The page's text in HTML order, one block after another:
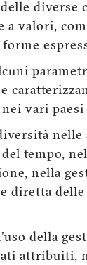
diverse
a valori,
vari paesi
tempo,
nella
diretta
della
attribuiti,